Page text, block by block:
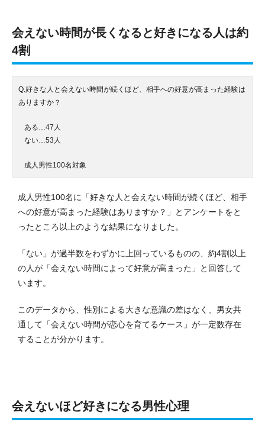
会えない時間が長くなると好きになる人は約
4割
Q.好きな人と会えない時間が続くほど、相手への好意が高まった経験は
ありますか？
ある…47人
ない…53人
成人男性100名対象
成人男性100名に「好きな人と会えない時間が続くほど、相手
への好意が高まった経験はありますか？」とアンケートをと
ったところ以上のような結果になりました。
「ない」が過半数をわずかに上回っているものの、約4割以上
の人が「会えない時間によって好意が高まった」と回答して
います。
このデータから、性別による大きな意識の差はなく、男女共
通して「会えない時間が恋心を育てるケース」が一定数存在
することが分かります。
会えないほど好きになる男性心理